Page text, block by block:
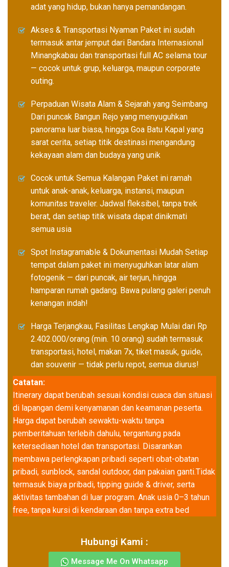
adat yang hidup, bukan hanya pemandangan.
Akses & Transportasi Nyaman Paket ini sudah
termasuk antar jemput dari Bandara Internasional
Minangkabau dan transportasi full AC selama tour
— cocok untuk grup, keluarga, maupun corporate
outing.
Perpaduan Wisata Alam & Sejarah yang Seimbang
Dari puncak Bangun Rejo yang menyuguhkan
panorama luar biasa, hingga Goa Batu Kapal yang
sarat cerita, setiap titik destinasi mengandung
kekayaan alam dan budaya yang unik
Cocok untuk Semua Kalangan Paket ini ramah
untuk anak-anak, keluarga, instansi, maupun
komunitas traveler. Jadwal fleksibel, tanpa trek
berat, dan setiap titik wisata dapat dinikmati
semua usia
Spot Instagramable & Dokumentasi Mudah Setiap
tempat dalam paket ini menyuguhkan latar alam
fotogenik — dari puncak, air terjun, hingga
hamparan rumah gadang. Bawa pulang galeri penuh
kenangan indah!
Harga Terjangkau, Fasilitas Lengkap Mulai dari Rp
2.402.000/orang (min. 10 orang) sudah termasuk
transportasi, hotel, makan 7x, tiket masuk, guide,
dan souvenir — tidak perlu repot, semua diurus!
Catatan:
Itinerary dapat berubah sesuai kondisi cuaca dan situasi
di lapangan demi kenyamanan dan keamanan peserta.
Harga dapat berubah sewaktu-waktu tanpa
pemberitahuan terlebih dahulu, tergantung pada
ketersediaan hotel dan transportasi. Disarankan
membawa perlengkapan pribadi seperti obat-obatan
pribadi, sunblock, sandal outdoor, dan pakaian ganti.Tidak
termasuk biaya pribadi, tipping guide & driver, serta
aktivitas tambahan di luar program. Anak usia 0–3 tahun
free, tanpa kursi di kendaraan dan tanpa extra bed
Hubungi Kami :
Message Me On Whatsapp